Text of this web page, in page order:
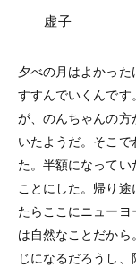
虚子
夕べの月はよかっ
すすんでいくんです
が、のんちゃんの方
いたようだ。そこ
た。半額になって
ことにした。帰り
たらここにニュー
は自然なことだか
じになるだろうし